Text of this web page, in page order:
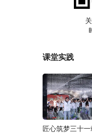
课堂实践
匠心筑梦三十